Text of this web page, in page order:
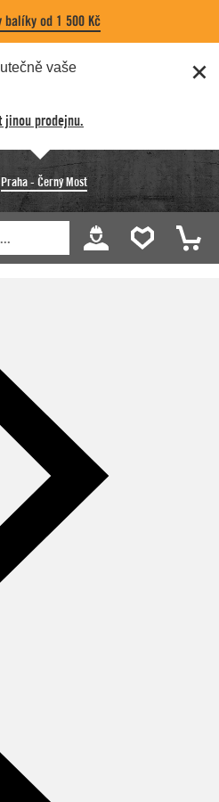
balíky od 1 500 Kč
vaše
jinou prodejnu.
Praha - Černý Most